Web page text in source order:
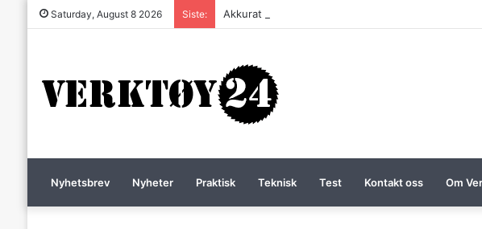
Saturday, August 8 2026 Siste: Akkurat nå er batteri-bordsaga til Festool billigere
Nyhetsbrev Nyheter Praktisk Teknisk Test Kontakt oss Om